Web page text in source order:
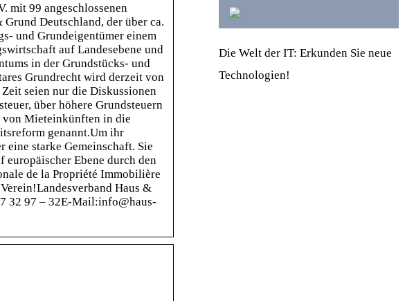
mit 99 angeschlossenen
Deutschland, der über ca.
und Grundeigentümer einem
auf Landesebene und
in der Grundstücks- und
Grundrecht wird derzeit von
seien nur die Diskussionen
über höhere Grundsteuern
von Mieteinkünften in die
genannt.Um ihr
starke Gemeinschaft. Sie
Ebene durch den
de la Propriété Immobilière
Haus &
32 97 – 32E-Mail:info@haus-
Die Welt der IT: Erkunden Sie neue
Technologien!